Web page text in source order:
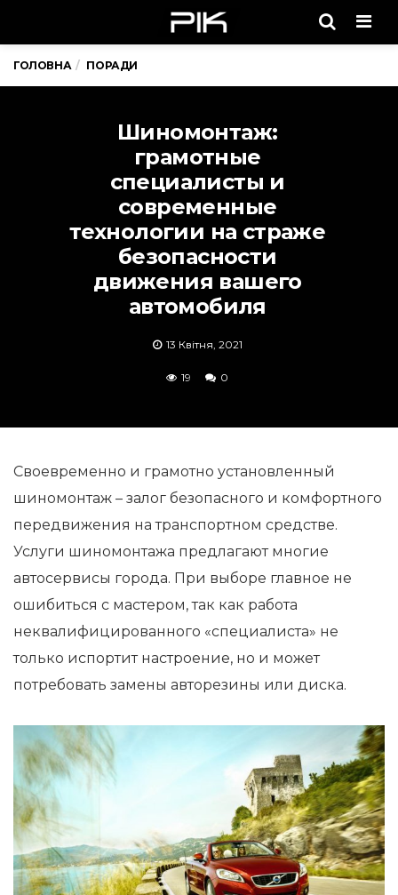
ГОЛОВНА ПОРАДИ
Шиномонтаж:
грамотные
специалисты и
современные
технологии на страже
безопасности
движения вашего
автомобиля
13 Квітня, 2021
19 0
Своевременно и грамотно установленный
шиномонтаж – залог безопасного и комфортного
передвижения на транспортном средстве.
Услуги шиномонтажа предлагают многие
автосервисы города. При выборе главное не
ошибиться с мастером, так как работа
неквалифицированного «специалиста» не
только испортит настроение, но и может
потребовать замены авторезины или диска.